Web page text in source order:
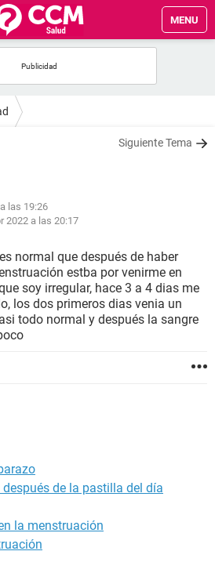
MENU
Siguiente Tema
las 19:26
2022 a las 20:17
normal que después de haber
estba por venirme en
soy irregular, hace 3 a 4 dias me
los dos primeros dias venia un
todo normal y después la sangre
de la pastilla del día
la menstruación